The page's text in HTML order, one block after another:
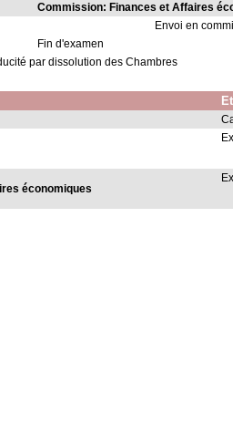
Commission: Finances et Affaires
Envoi en
Fin d'examen
par dissolution des Chambres
économiques